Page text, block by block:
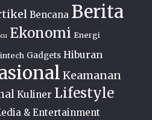
Bencana Berita
Ekonomi Energi
Gadgets Hiburan
Keamanan
Kuliner Lifestyle
& Entertainment